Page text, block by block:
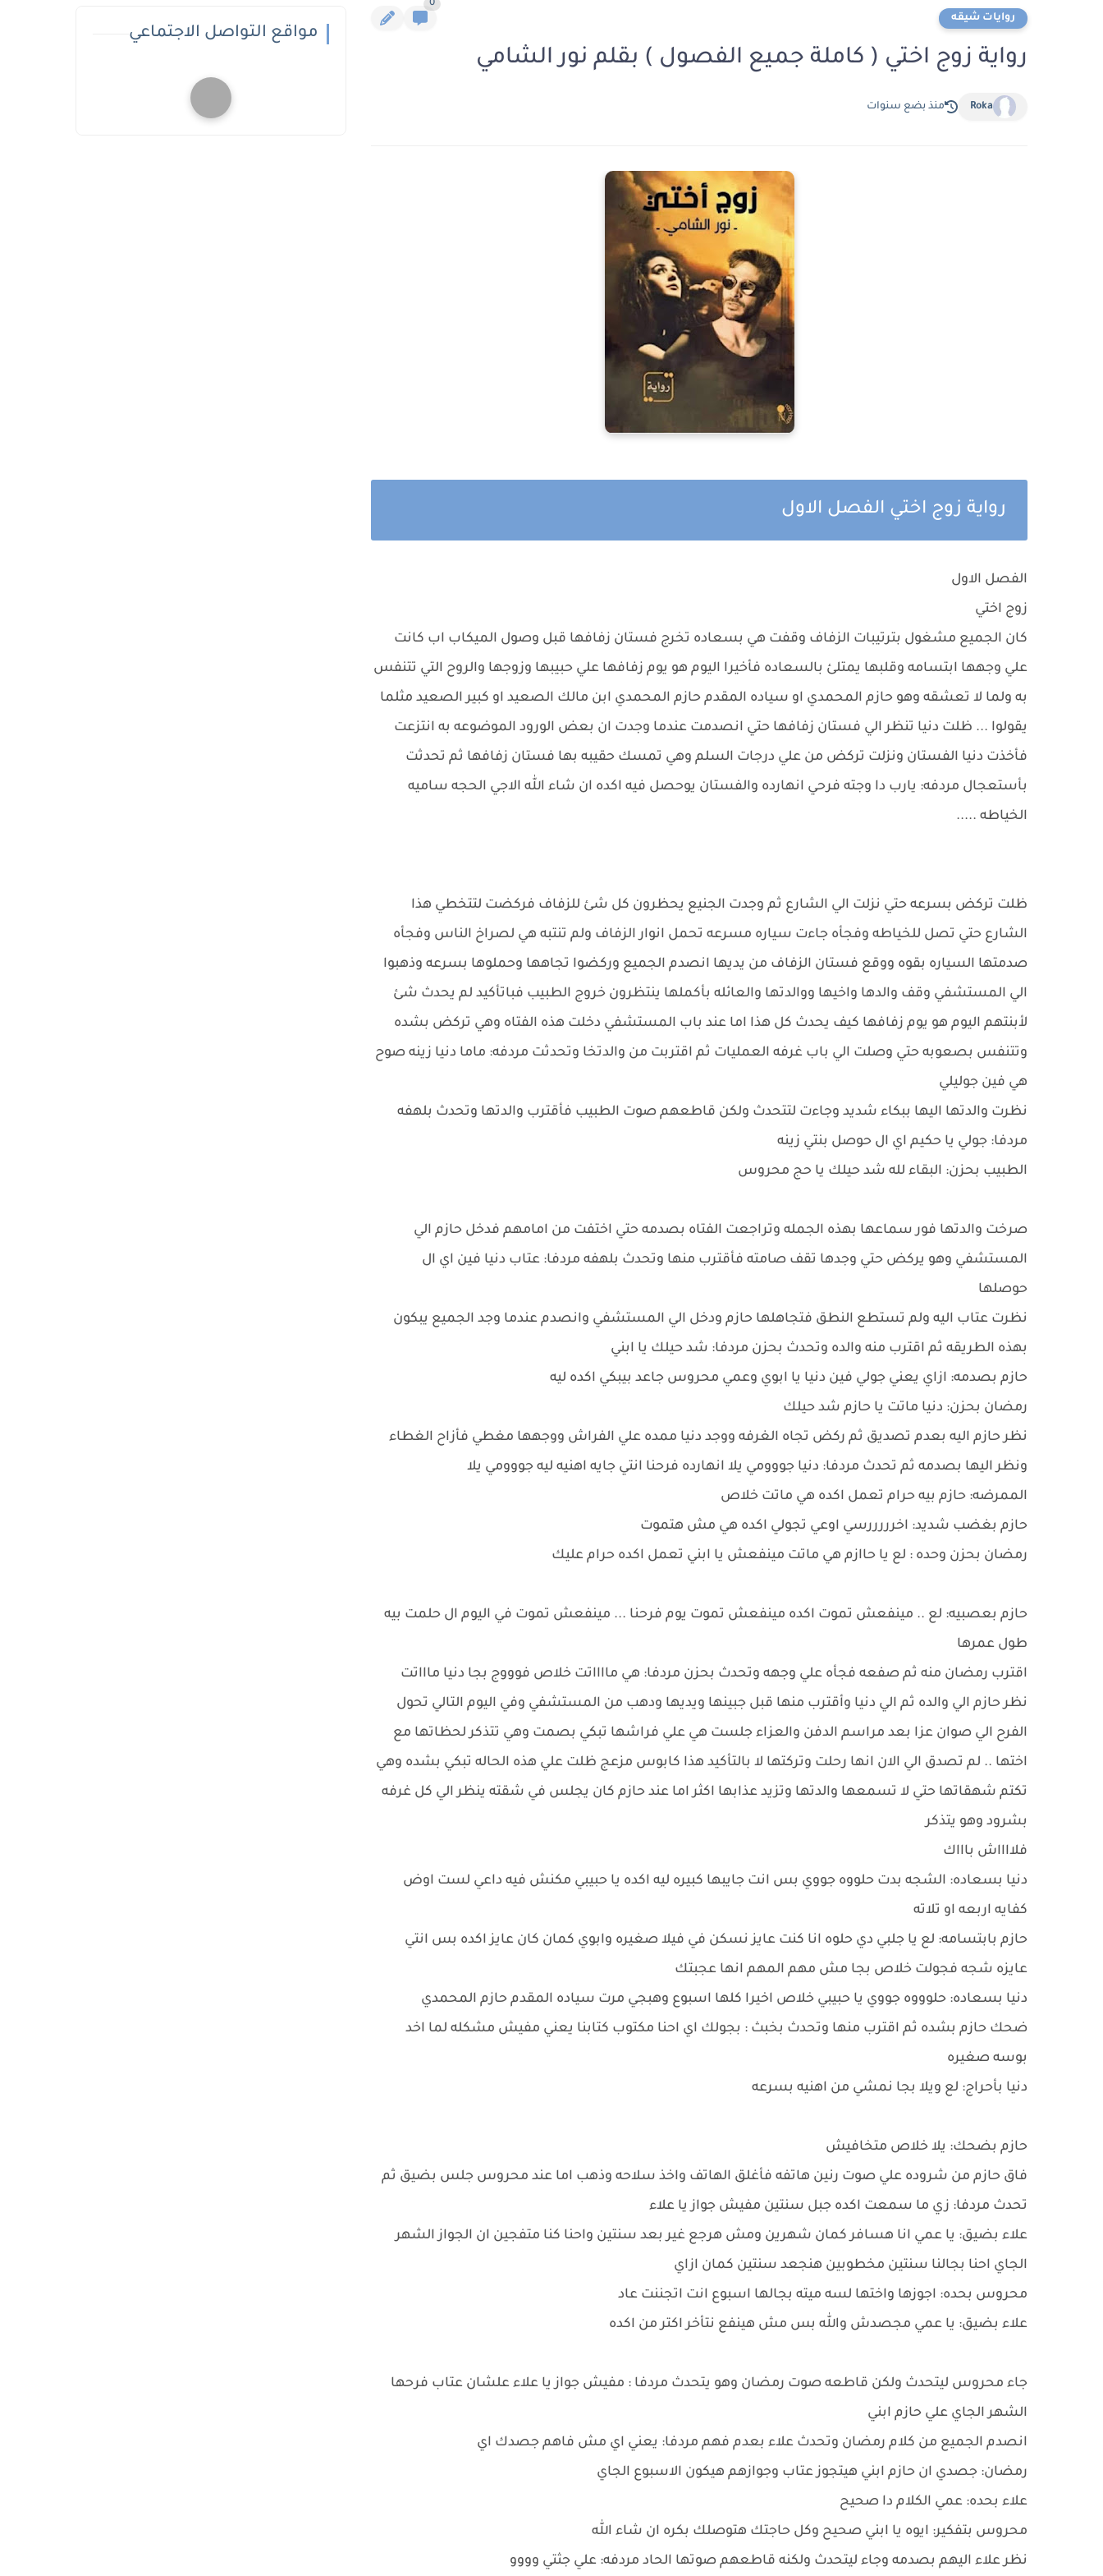
روايات شيقه
0
رواية زوج اختي ( كاملة جميع الفصول ) بقلم نور الشامي
Roka منذ بضع سنوات
رواية زوج اختي الفصل الاول
الفصل الاول
زوج اختي
كان الجميع مشغول بترتيبات الزفاف وقفت هي بسعاده تخرج فستان زفافها قبل وصول الميكاب اب كانت
علي وجهها ابتسامه وقلبها يمتلئ بالسعاده فأخيرا اليوم هو يوم زفافها علي حبيبها وزوجها والروح التي تتنفس
به ولما لا تعشقه وهو حازم المحمدي او سياده المقدم حازم المحمدي ابن مالك الصعيد او كبير الصعيد مثلما
يقولوا ... ظلت دنيا تنظر الي فستان زفافها حتي انصدمت عندما وجدت ان بعض الورود الموضوعه به انتزعت
فأخذت دنيا الفستان ونزلت تركض من علي درجات السلم وهي تمسك حقيبه بها فستان زفافها ثم تحدثت
بأستعجال مردفه: يارب دا وجته فرحي انهارده والفستان يوحصل فيه اكده ان شاء الله الاجي الحجه ساميه
الخياطه .....
ظلت تركض بسرعه حتي نزلت الي الشارع ثم وجدت الجنيع يحظرون كل شئ للزفاف فركضت لتتخطي هذا
الشارع حتي تصل للخياطه وفجأه جاءت سياره مسرعه تحمل انوار الزفاف ولم تنتبه هي لصراخ الناس وفجأه
صدمتها السياره بقوه ووقع فستان الزفاف من يديها انصدم الجميع وركضوا تجاهها وحملوها بسرعه وذهبوا
الي المستشفي وقف والدها واخيها ووالدتها والعائله بأكملها ينتظرون خروج الطبيب فباتأكيد لم يحدث شئ
لأبنتهم اليوم هو يوم زفافها كيف يحدث كل هذا اما عند باب المستشفي دخلت هذه الفتاه وهي تركض بشده
وتتنفس بصعوبه حتي وصلت الي باب غرفه العمليات ثم اقتربت من والدتخا وتحدثت مردفه: ماما دنيا زينه صوح
هي فين جوليلي
نظرت والدتها اليها ببكاء شديد وجاءت لتتحدث ولكن قاطعهم صوت الطبيب فأقترب والدتها وتحدث بلهفه
مردفا: جولي يا حكيم اي ال حوصل بنتي زينه
الطبيب بحزن: البقاء لله شد حيلك يا حج محروس
صرخت والدتها فور سماعها بهذه الجمله وتراجعت الفتاه بصدمه حتي اختفت من امامهم فدخل حازم الي
المستشفي وهو يركض حتي وجدها تقف صامته فأقترب منها وتحدث بلهفه مردفا: عتاب دنيا فين اي ال
حوصلها
نظرت عتاب اليه ولم تستطع النطق فتجاهلها حازم ودخل الي المستشفي وانصدم عندما وجد الجميع يبكون
بهذه الطريقه ثم اقترب منه والده وتحدث بحزن مردفا: شد حيلك يا ابني
حازم بصدمه: ازاي يعني جولي فين دنيا يا ابوي وعمي محروس جاعد بيبكي اكده ليه
رمضان بحزن: دنيا ماتت يا حازم شد حيلك
نظر حازم اليه بعدم تصديق ثم ركض تجاه الغرفه ووجد دنيا ممده علي الفراش ووجهها مغطي فأزاح الغطاء
ونظر اليها بصدمه ثم تحدث مردفا: دنيا جووومي يلا انهارده فرحنا انتي جايه اهنيه ليه جووومي يلا
الممرضه: حازم بيه حرام تعمل اكده هي ماتت خلاص
حازم بغضب شديد: اخرررررسي اوعي تجولي اكده هي مش هتموت
رمضان بحزن وحده : لع يا حاازم هي ماتت مينفعش يا ابني تعمل اكده حرام عليك
حازم بعصبيه: لع .. مينفعش تموت اكده مينفعش تموت يوم فرحنا ... مينفعش تموت في اليوم ال حلمت بيه
طول عمرها
اقترب رمضان منه ثم صفعه فجأه علي وجهه وتحدث بحزن مردفا: هي مااااتت خلاص فوووج بجا دنيا ماااتت
نظر حازم الي والده ثم الي دنيا وأقترب منها قبل جبينها ويديها ودهب من المستشفي وفي اليوم التالي تحول
الفرح الي صوان عزا بعد مراسم الدفن والعزاء جلست هي علي فراشها تبكي بصمت وهي تتذكر لحظاتها مع
اختها .. لم تصدق الي الان انها رحلت وتركتها لا بالتأكيد هذا كابوس مزعج ظلت علي هذه الحاله تبكي بشده وهي
تكتم شهقاتها حتي لا تسمعها والدتها وتزيد عذابها اكثر اما عند حازم كان يجلس في شقته ينظر الي كل غرفه
بشرود وهو يتذكر
فلااااش باااك
دنيا بسعاده: الشجه بدت حلووه جووي بس انت جايبها كبيره ليه اكده يا حبيبي مكنش فيه داعي لست اوض
كفايه اربعه او تلاته
حازم بابتسامه: لع يا جلبي دي حلوه انا كنت عايز نسكن في فيلا صغيره وابوي كمان كان عايز اكده بس انتي
عايزه شجه فجولت خلاص بجا مش مهم المهم انها عجبتك
دنيا بسعاده: حلوووه جووي يا حبيبي خلاص اخيرا كلها اسبوع وهبجي مرت سياده المقدم حازم المحمدي
ضحك حازم بشده ثم اقترب منها وتحدث بخبث : بجولك اي احنا مكتوب كتابنا يعني مفيش مشكله لما اخد
بوسه صغيره
دنيا بأحراج: لع ويلا بجا نمشي من اهنيه بسرعه
حازم بضحك: يلا خلاص متخافيش
فاق حازم من شروده علي صوت رنين هاتفه فأغلق الهاتف واخذ سلاحه وذهب اما عند محروس جلس بضيق ثم
تحدث مردفا: زي ما سمعت اكده جبل سنتين مفيش جواز يا علاء
علاء بضيق: يا عمي انا هسافر كمان شهرين ومش هرجع غير بعد سنتين واحنا كنا متفجين ان الجواز الشهر
الجاي احنا بجالنا سنتين مخطوبين هنجعد سنتين كمان ازاي
محروس بحده: اجوزها واختها لسه ميته بجالها اسبوع انت اتجننت عاد
علاء بضيق: يا عمي مجصدش والله بس مش هينفع نتأخر اكتر من اكده
جاء محروس ليتحدث ولكن قاطعه صوت رمضان وهو يتحدث مردفا : مفيش جواز يا علاء علشان عتاب فرحها
الشهر الجاي علي حازم ابني
انصدم الجميع من كلام رمضان وتحدث علاء بعدم فهم مردفا: يعني اي مش فاهم جصدك اي
رمضان: جصدي ان حازم ابني هيتجوز عتاب وجوازهم هيكون الاسبوع الجاي
علاء بحده: عمي الكلام دا صحيح
محروس بتفكير: ايوه يا ابني صحيح وكل حاجتك هتوصلك بكره ان شاء الله
نظر علاء اليهم بصدمه وجاء ليتحدث ولكنه قاطعهم صوتها الحاد مردفه: علي جثتي وووو
مواقع التواصل الاجتماعي